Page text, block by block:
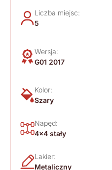
Liczba miejsc:
5
Wersja:
G01 2017
Kolor:
Szary
Napęd:
4x4 stały
Lakier:
Metaliczny